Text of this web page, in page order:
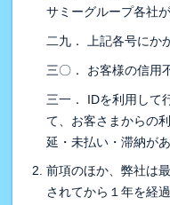
サミーグループ各社
二九． 上記各号にか
三〇． お客様の信用
三一． IDを利用して
て、お客さまからの
延・未払い・滞納が
前項のほか、弊社は
されてから１年を経